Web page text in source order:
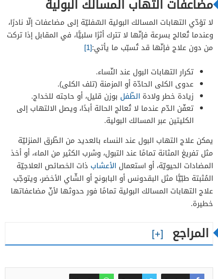
مضاعفات التهاب المسالك البولية
لا تؤدّي التهابات المسالك البولية السّفليّة إلى مضاعفات إلّا نادرًا،
وعندما تُعالج بسرعة فإنّها لا تترك أثرًا سلبيًّا، في المقابل إذا تركت
من دون علاج فإنّها قد تُسبّب ما يأتي:[1]
تكرار التهابات البول عند النّساء.
عدوى الكلى الحادّة أو المزمنة (تلف الكلى).
زيادة خطر ولادة الطّفل بوزن قليل، أو حاجته للخداج.
تعفّن الدّم عندما لا تُعالج الحالة أبدًا، ويصل الالتهاب إلى
الكليتين عبر المسالك البولية.
يمكن علاج التهاب البول عند النساء بالعديد من الطّرق المنزليّة
مثل تفريغ المثانة تمامًا عند التبول، وشرب الكثير من الماء، أو أخذ
المضادات الحيويّة، أو استعمال الأعشاب ذات الخصائص العلاجيّة
المُثبتة طبّيًّا مثل البقدونس أو البابونج أو الشّاي الأخضر، ويتوجّب
علاج التهابات المسالك البولية تمامًا فور حدوثها لأنّ مضاعفاتها
خطيرة.
المراجع